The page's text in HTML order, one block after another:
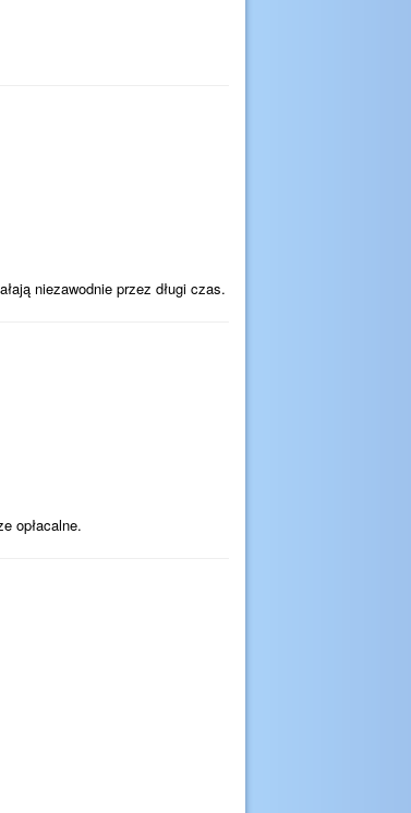
niezawodnie przez długi czas.
opłacalne.